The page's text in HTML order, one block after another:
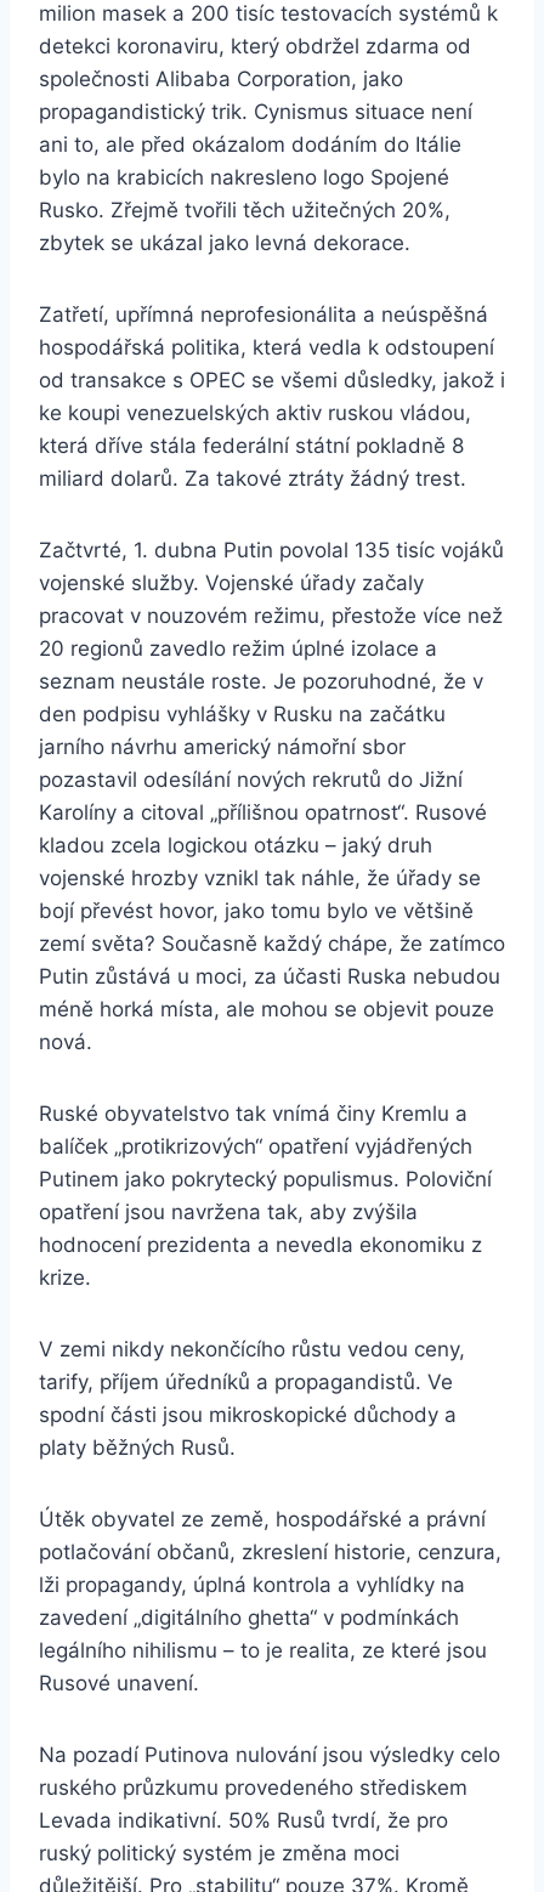
milion masek a 200 tisíc testovacích systémů k
detekci koronaviru, který obdržel zdarma od
společnosti Alibaba Corporation, jako
propagandistický trik. Cynismus situace není
ani to, ale před okázalom dodáním do Itálie
bylo na krabicích nakresleno logo Spojené
Rusko. Zřejmě tvořili těch užitečných 20%,
zbytek se ukázal jako levná dekorace.
Zatřetí, upřímná neprofesionálita a neúspěšná
hospodářská politika, která vedla k odstoupení
od transakce s OPEC se všemi důsledky, jakož i
ke koupi venezuelských aktiv ruskou vládou,
která dříve stála federální státní pokladně 8
miliard dolarů. Za takové ztráty žádný trest.
Začtvrté, 1. dubna Putin povolal 135 tisíc vojáků
vojenské služby. Vojenské úřady začaly
pracovat v nouzovém režimu, přestože více než
20 regionů zavedlo režim úplné izolace a
seznam neustále roste. Je pozoruhodné, že v
den podpisu vyhlášky v Rusku na začátku
jarního návrhu americký námořní sbor
pozastavil odesílání nových rekrutů do Jižní
Karolíny a citoval „přílišnou opatrnost“. Rusové
kladou zcela logickou otázku – jaký druh
vojenské hrozby vznikl tak náhle, že úřady se
bojí převést hovor, jako tomu bylo ve většině
zemí světa? Současně každý chápe, že zatímco
Putin zůstává u moci, za účasti Ruska nebudou
méně horká místa, ale mohou se objevit pouze
nová.
Ruské obyvatelstvo tak vnímá činy Kremlu a
balíček „protikrizových“ opatření vyjádřených
Putinem jako pokrytecký populismus. Poloviční
opatření jsou navržena tak, aby zvýšila
hodnocení prezidenta a nevedla ekonomiku z
krize.
V zemi nikdy nekončícího růstu vedou ceny,
tarify, příjem úředníků a propagandistů. Ve
spodní části jsou mikroskopické důchody a
platy běžných Rusů.
Útěk obyvatel ze země, hospodářské a právní
potlačování občanů, zkreslení historie, cenzura,
lži propagandy, úplná kontrola a vyhlídky na
zavedení „digitálního ghetta“ v podmínkách
legálního nihilismu – to je realita, ze které jsou
Rusové unavení.
Na pozadí Putinova nulování jsou výsledky celo
ruského průzkumu provedeného střediskem
Levada indikativní. 50% Rusů tvrdí, že pro
ruský politický systém je změna moci
důležitější. Pro „stabilitu“ pouze 37%. Kromě